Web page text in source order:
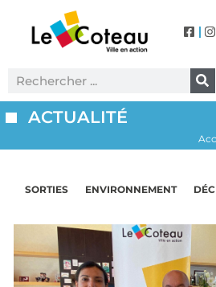
ACTUALITÉ
SORTIES ENVIRONNEMENT